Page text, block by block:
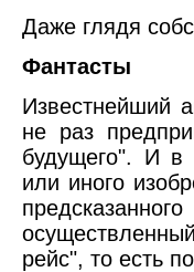
Даже глядя
Фантасты
Известнейший
не раз
будущего". И в
или иного
рейс", то есть